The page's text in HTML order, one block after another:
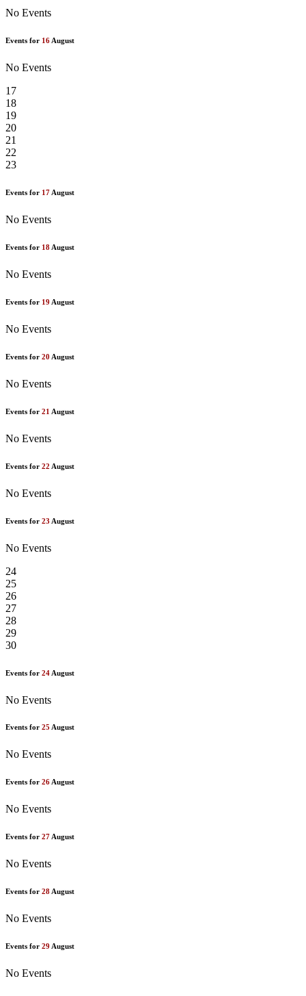
No Events
Events for 16 August
No Events
17
18
19
20
21
22
23
Events for 17 August
No Events
Events for 18 August
No Events
Events for 19 August
No Events
Events for 20 August
No Events
Events for 21 August
No Events
Events for 22 August
No Events
Events for 23 August
No Events
24
25
26
27
28
29
30
Events for 24 August
No Events
Events for 25 August
No Events
Events for 26August
No Events
Events for 27 August
No Events
Events for 28 August
No Events
Events for 29 August
No Events